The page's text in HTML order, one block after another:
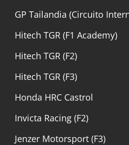
GP Tailandia (Circuito
Hitech TGR (F1 Academy)
Hitech TGR (F2)
Hitech TGR (F3)
Honda HRC Castrol
Invicta Racing (F2)
Jenzer Motorsport (F3)